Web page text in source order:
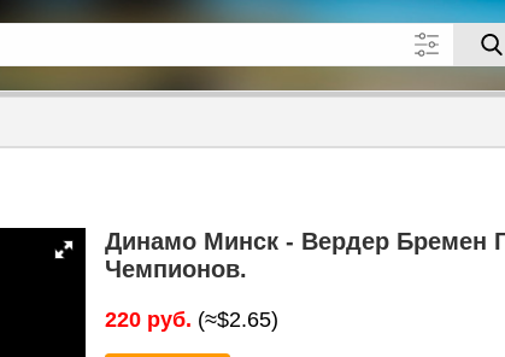
Динамо Минск - Вердер Бремен
Чемпионов.
220 руб. (≈$2.65)